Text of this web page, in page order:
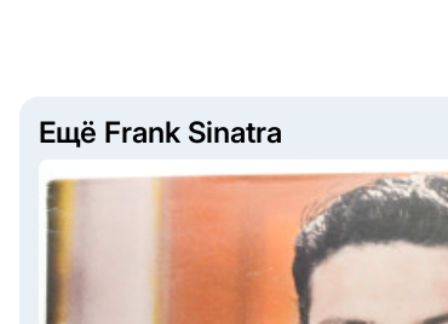
Ещё Frank Sinatra